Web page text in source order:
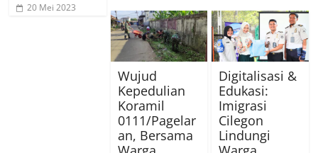
20 Mei 2023
Wujud
Kepedulian
Koramil
0111/Pagelar
an, Bersama
Digitalisasi &
Edukasi:
Imigrasi
Cilegon
Lindungi